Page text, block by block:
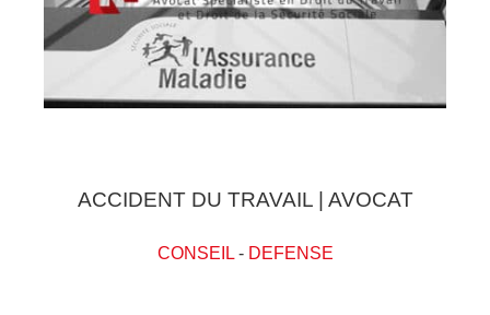
ACCIDENT DU TRAVAIL | AVOCAT
CONSEIL- DEFENSE